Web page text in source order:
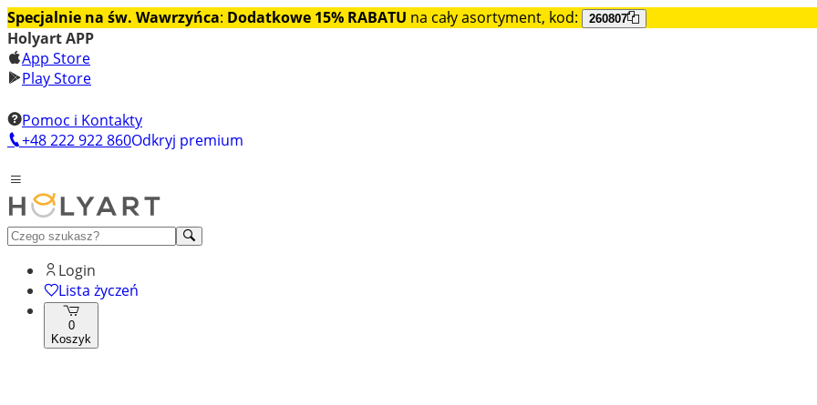
Specjalnie na św. Wawrzyńca: Dodatkowe 15% RABATU na cały asortyment, kod: 260807
Holyart APP
App Store
Play Store
Pomoc i Kontakty
+48 222 922 860Odkryj premium
Login
Lista życzeń
0
Koszyk